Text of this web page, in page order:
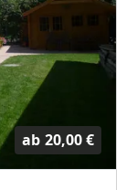
ab 20,00 €